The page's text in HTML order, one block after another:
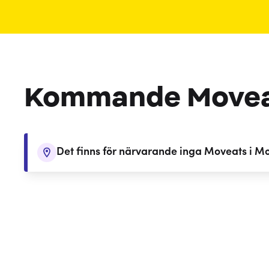
Kommande
Det finns för närvarande inga Moveats i